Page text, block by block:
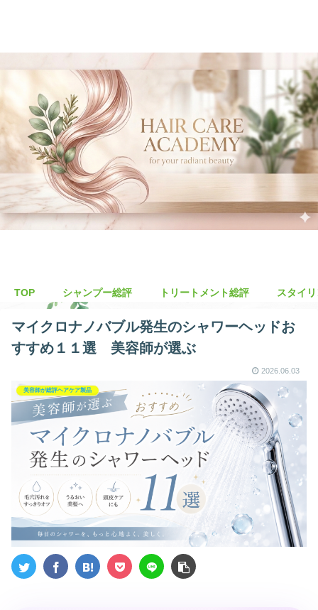
TOP シャンプー総評 トリートメント総評 スタイ
マイクロナノバブル発生のシャワーヘッドお
すすめ１１選 美容師が選ぶ
2026.06.03
美容師が総評ヘアケア製品